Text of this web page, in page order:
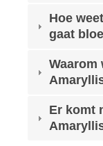
Hoe
gaat
Waarom
Er komt